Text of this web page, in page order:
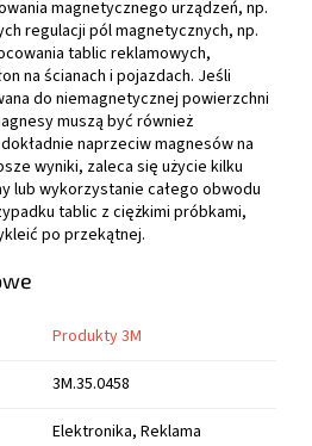
magnetycznego urządzeń, np.
regulacji pól magnetycznych, np.
tablic reklamowych,
na ścianach i pojazdach. Jeśli
do niemagnetycznej powierzchni
muszą być również
naprzeciw magnesów na
wyniki, zaleca się użycie kilku
lub wykorzystanie całego obwodu
tablic z ciężkimi próbkami,
po przekątnej.
Produkty 3M
3M.35.0458
Elektronika, Reklama